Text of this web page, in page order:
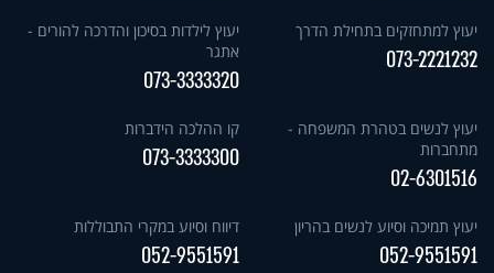
יעוץ למתחזקים בתחילת הדרך
073-2221232
יעוץ לילדות בסיכון והדרכה להורים -
אתגר
073-3333320
יעוץ לנשים בטהרת המשפחה -
מתחברות
02-6301516
קו ההלכה הידברות
073-3333300
יעוץ תמיכה וסיוע לנשים בהריון
052-9551591
דיווח וסיוע במקרי התבוללות
052-9551591